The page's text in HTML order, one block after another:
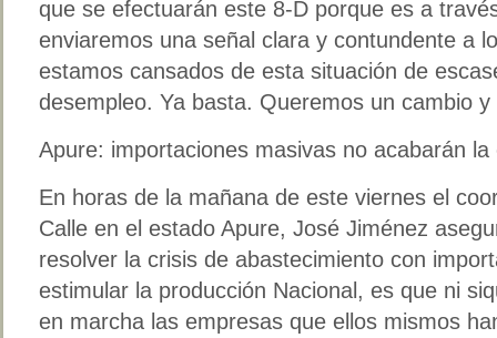
que se efectuarán este 8-D porque es a
enviaremos una señal clara y contundente a
estamos cansados de esta situación de
desempleo. Ya basta. Queremos un cambio
Apure: importaciones masivas no acabarán la
En horas de la mañana de este viernes el
Calle en el estado Apure, José Jiménez
resolver la crisis de abastecimiento con
estimular la producción Nacional, es que ni
en marcha las empresas que ellos mismos